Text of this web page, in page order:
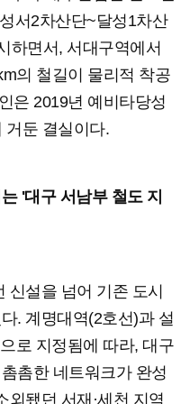
서2차산단~달성1차산
하면서, 서대구역에서
의 철길이 물리적 착공
은 2019년 예비타당성
거둔 결실이다.
'대구 서남부 철도 지
신설을 넘어 기존 도시
. 계명대역(2호선)과 설
로 지정됨에 따라, 대구
촘한 네트워크가 완성
외됐던 서재·세천 지역